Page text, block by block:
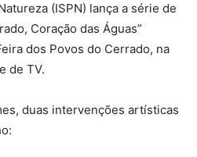
(ISPN) lança a série de
Coração das Águas”
dos Povos do Cerrado, na
de TV.
duas intervenções artísticas